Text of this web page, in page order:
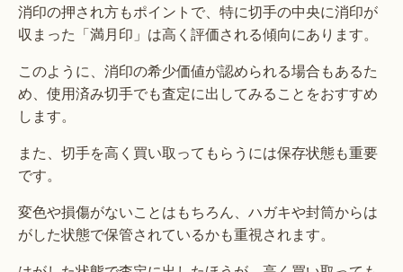
消印の押され方もポイントで、特に切手の中央に消印が
収まった「満月印」は高く評価される傾向にあります。
このように、消印の希少価値が認められる場合もあるた
め、使用済み切手でも査定に出してみることをおすすめ
します。
また、切手を高く買い取ってもらうには保存状態も重要
です。
変色や損傷がないことはもちろん、ハガキや封筒からは
がした状態で保管されているかも重視されます。